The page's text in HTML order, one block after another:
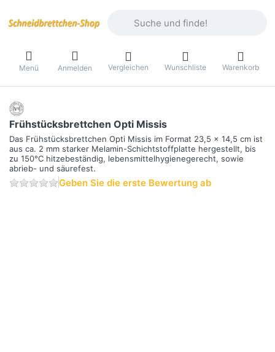
Menü Anmelden Vergleichen Wunschliste Warenkorb
Frühstücksbrettchen Opti Missis
Das Frühstücksbrettchen Opti Missis im Format 23,5 x 14,5 cm ist
aus ca. 2 mm starker Melamin-Schichtstoffplatte hergestellt, bis
zu 150°C hitzebeständig, lebensmittelhygienegerecht, sowie
abrieb- und säurefest.
Geben Sie die erste Bewertung ab